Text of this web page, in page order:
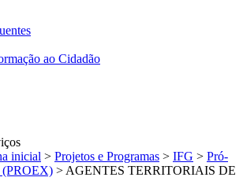
ao Cidadão
inicial > Projetos e Programas > IFG > Pró-
(PROEX) > AGENTES TERRITORIAIS DE